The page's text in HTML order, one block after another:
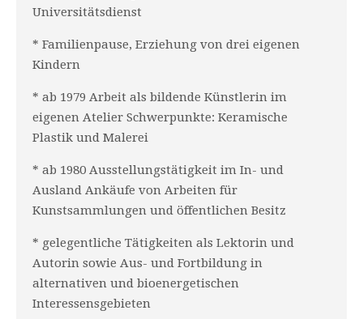
Universitätsdienst
* Familienpause, Erziehung von drei eigenen
Kindern
* ab 1979 Arbeit als bildende Künstlerin im
eigenen Atelier Schwerpunkte: Keramische
Plastik und Malerei
* ab 1980 Ausstellungstätigkeit im In- und
Ausland Ankäufe von Arbeiten für
Kunstsammlungen und öffentlichen Besitz
* gelegentliche Tätigkeiten als Lektorin und
Autorin sowie Aus- und Fortbildung in
alternativen und bioenergetischen
Interessensgebieten